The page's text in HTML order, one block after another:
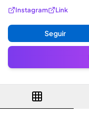
Instagram Link
Seguir